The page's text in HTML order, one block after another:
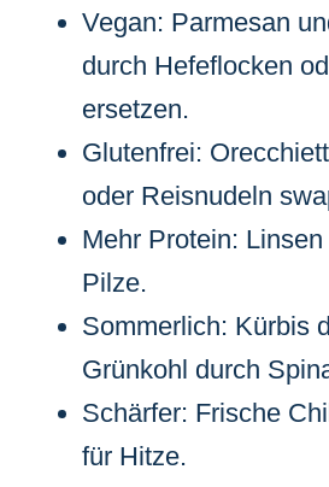
Vegan: Parmesan
durch Hefeflocken
ersetzen.
Glutenfrei:
oder Reisnudeln
Mehr Protein:
Pilze.
Sommerlich: Kürbis
Grünkohl durch
Schärfer: Frische
für Hitze.